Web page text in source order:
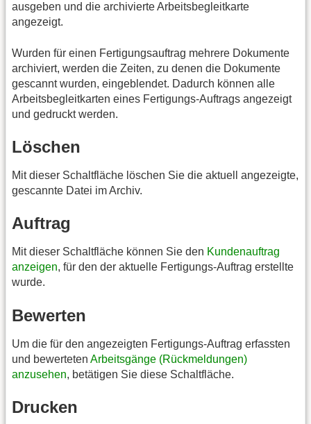
ausgeben und die archivierte Arbeitsbegleitkarte
angezeigt.
Wurden für einen Fertigungsauftrag mehrere Dokumente
archiviert, werden die Zeiten, zu denen die Dokumente
gescannt wurden, eingeblendet. Dadurch können alle
Arbeitsbegleitkarten eines Fertigungs-Auftrags angezeigt
und gedruckt werden.
Löschen
Mit dieser Schaltfläche löschen Sie die aktuell angezeigte,
gescannte Datei im Archiv.
Auftrag
Mit dieser Schaltfläche können Sie den Kundenauftrag
anzeigen, für den der aktuelle Fertigungs-Auftrag erstellte
wurde.
Bewerten
Um die für den angezeigten Fertigungs-Auftrag erfassten
und bewerteten Arbeitsgänge (Rückmeldungen)
anzusehen, betätigen Sie diese Schaltfläche.
Drucken